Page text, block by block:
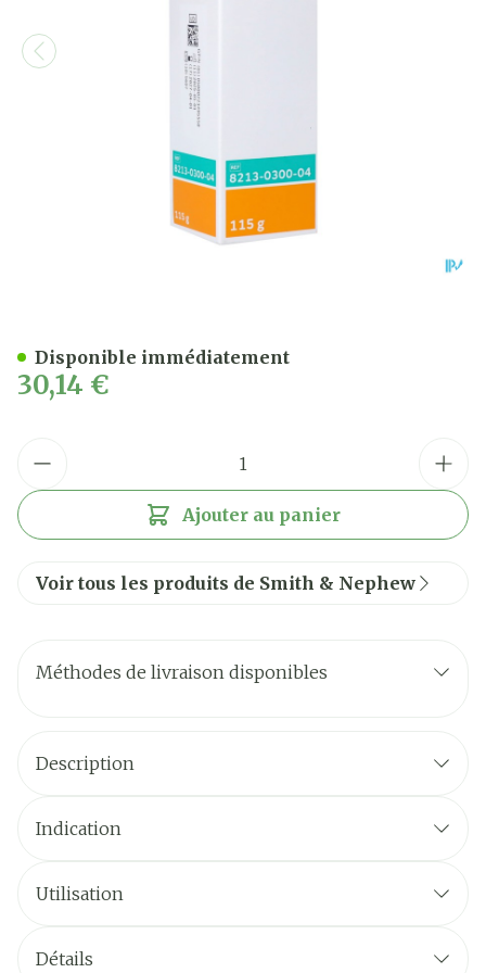
30,14 €
Ajouter au panier
Disponible immédiatement
Voir tous les produits de Smith & Nephew
Méthodes de livraison disponibles
Description
Indication
Utilisation
Détails